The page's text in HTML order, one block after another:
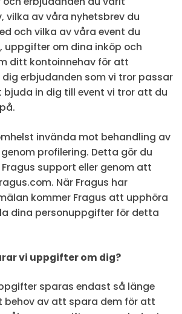
vilka av våra nyhetsbrev du
och vilka av våra event du
uppgifter om dina inköp och
ditt kontoinnehav för att
erbjudanden som vi tror passar
in dig till event vi tror att du
invända mot behandling av
profilering. Detta gör du
support eller genom att
När Fragus har
kommer Fragus att upphöra
dina personuppgifter för detta
vi uppgifter om dig?
sparas endast så länge
behov av att spara dem för att